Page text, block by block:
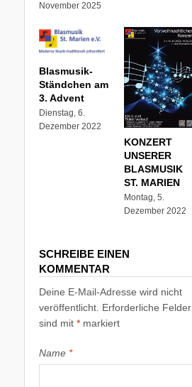
November 2025
Blasmusik-
Ständchen am
3. Advent
Dienstag, 6.
Dezember 2022
KONZERT
UNSERER
BLASMUSIK
ST. MARIEN
Montag, 5.
Dezember 2022
SCHREIBE EINEN
KOMMENTAR
Deine E-Mail-Adresse wird nicht
veröffentlicht. Erforderliche Felder
sind mit *markiert
Name *